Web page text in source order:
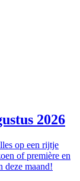
2026
op een rijtje
of première en
deze maand!